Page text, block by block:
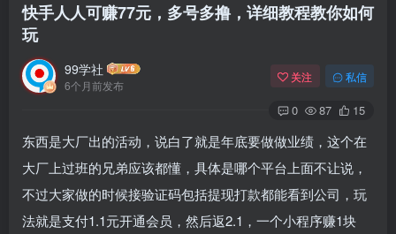
快手人人可赚77元，多号多撸，详细教程教你如何
玩
99学社
6个月前发布
关注 私信
0 87 15
东西是大厂出的活动，说白了就是年底要做做业绩，这个在
大厂上过班的兄弟应该都懂，具体是哪个平台上面不让说，
不过大家做的时候接验证码包括提现打款都能看到公司，玩
法就是支付1.1元开通会员，然后返2.1，一个小程序赚1块